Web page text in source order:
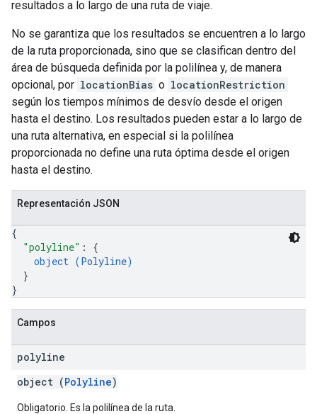
resultados a lo largo de una ruta de viaje.
No se garantiza que los resultados se encuentren a lo largo
de la ruta proporcionada, sino que se clasifican dentro del
área de búsqueda definida por la polilínea y, de manera
opcional, por locationBias o locationRestriction
según los tiempos mínimos de desvío desde el origen
hasta el destino. Los resultados pueden estar a lo largo de
una ruta alternativa, en especial si la polilínea
proporcionada no define una ruta óptima desde el origen
hasta el destino.
Representación JSON
{
"polyline" : {
object (Polyline)
}
}
Campos
polyline
object (Polyline)
Obligatorio. Es la polilínea de la ruta.